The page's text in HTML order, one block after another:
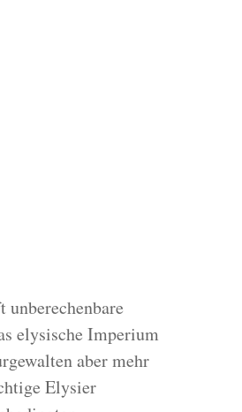
unberechenbare
elysische Imperium
aber mehr
Elysier